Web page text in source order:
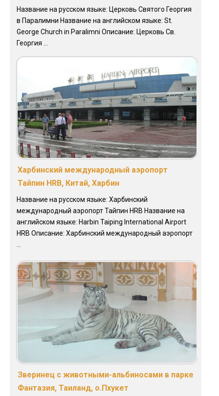
Название на русском языке: Церковь Святого Георгия
в Паралимни Название на английском языке: St.
George Church in Paralimni Описание: Церковь Св.
Георгия ...
Харбинский международный аэропорт
Тайпин HRB, Китай, Харбин
Название на русском языке: Харбинский
международный аэропорт Тайпин HRB Название на
английском языке: Harbin Taiping International Airport
HRB Описание: Харбинский международный аэропорт
Зверинец с животными-альбиносами в парке
Фантазия, Таиланд, о.Пхукет